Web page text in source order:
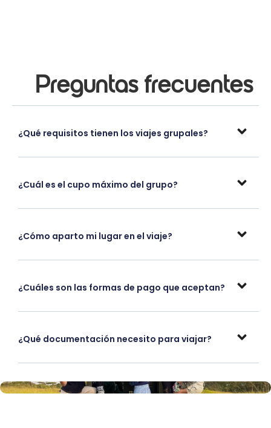
Preguntas frecuentes
¿Qué requisitos tienen los viajes grupales?
¿Cuál es el cupo máximo del grupo?
¿Cómo aparto mi lugar en el viaje?
¿Cuáles son las formas de pago que aceptan?
¿Qué documentación necesito para viajar?